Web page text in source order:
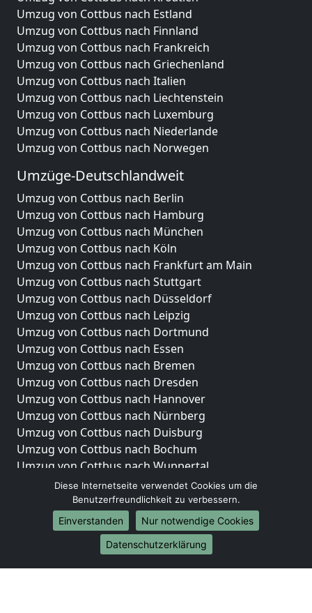
Umzug von Cottbus nach Estland
Umzug von Cottbus nach Finnland
Umzug von Cottbus nach Frankreich
Umzug von Cottbus nach Griechenland
Umzug von Cottbus nach Italien
Umzug von Cottbus nach Liechtenstein
Umzug von Cottbus nach Luxemburg
Umzug von Cottbus nach Niederlande
Umzug von Cottbus nach Norwegen
Umzüge-Deutschlandweit
Umzug von Cottbus nach Berlin
Umzug von Cottbus nach Hamburg
Umzug von Cottbus nach München
Umzug von Cottbus nach Köln
Umzug von Cottbus nach Frankfurt am Main
Umzug von Cottbus nach Stuttgart
Umzug von Cottbus nach Düsseldorf
Umzug von Cottbus nach Leipzig
Umzug von Cottbus nach Dortmund
Umzug von Cottbus nach Essen
Umzug von Cottbus nach Bremen
Umzug von Cottbus nach Dresden
Umzug von Cottbus nach Hannover
Umzug von Cottbus nach Nürnberg
Umzug von Cottbus nach Duisburg
Umzug von Cottbus nach Bochum
Umzug von Cottbus nach Wuppertal
Umzug von Cottbus nach Bielefeld
Umzug von Cottbus nach Bonn
Umzug von Cottbus nach Münster
Internationale-Umzüge
Umzug von Cottbus nach Brasilien
Diese Internetseite verwendet Cookies um die
Benutzerfreundlichkeit zu verbessern.
Einverstanden
Nur notwendige Cookies
Datenschutzerklärung